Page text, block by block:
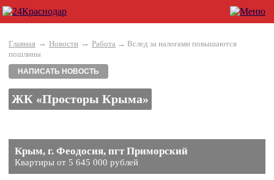
Главная → Новости → Работа → Вслед за налогами повышаются
пошлины
НАПИСАТЬ НОВОСТЬ
ЖК «Просторы Крыма»
Крым, г. Феодосия, пгт Приморский
Квартиры от 5 645 000 рублей